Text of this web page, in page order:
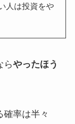
人は投資をや
らやったほう
率は半々